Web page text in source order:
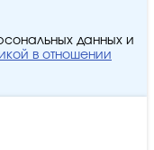
данных и
в отношении